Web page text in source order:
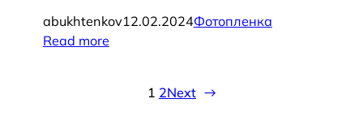
abukhtenkov12.02.2024Фотопленка
Read more
1 2Next →